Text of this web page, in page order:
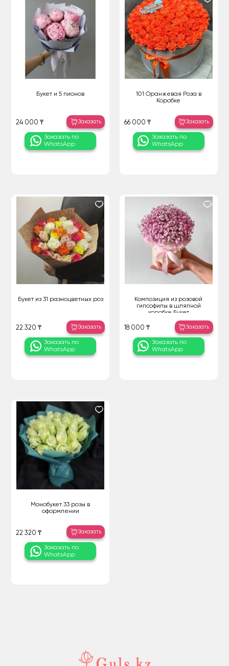
Букет и 5 пионов
24 000 ₸ Заказать
Заказать по
WhatsApp
101 Оранжевая Роза в
Коробке
66 000 ₸ Заказать
Заказать по
WhatsApp
Букет из 31 разноцветных роз
22 320 ₸ Заказать
Заказать по
WhatsApp
Композиция из розовой
гипсофилы в шляпной
коробке Букет
18 000 ₸ Заказать
Заказать по
WhatsApp
Монобукет 33 розы в
оформлении
22 320 ₸ Заказать
Заказать по
WhatsApp